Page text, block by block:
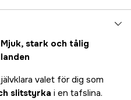
Mjuk, stark och tålig
valet för dig som
slitstyrka i en tafslina.